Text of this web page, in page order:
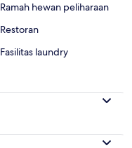
Ramah hewan peliharaan
Restoran
Fasilitas laundry